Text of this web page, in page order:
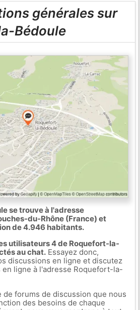
générales sur
Bédoule
se trouve à l'adresse
du-Rhône (France) et
de 4.946 habitants.
utilisateurs 4 de Roquefort-la-
au chat.Essayez donc,
discussions en ligne et discutez
ligne à l'adresse Roquefort-la-
de forums de discussion que nous
des besoins de chaque